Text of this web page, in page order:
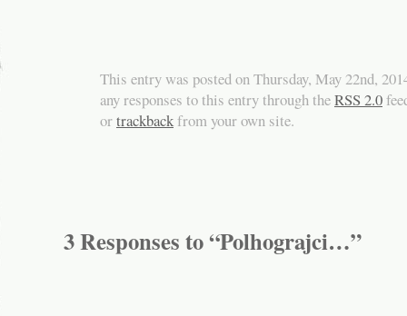
This entry was posted on Thursday, May 22nd,
any responses to this entry through theRSS 2.0
ortrackbackfrom your own site.
3 Responses to “Polhograjci…”